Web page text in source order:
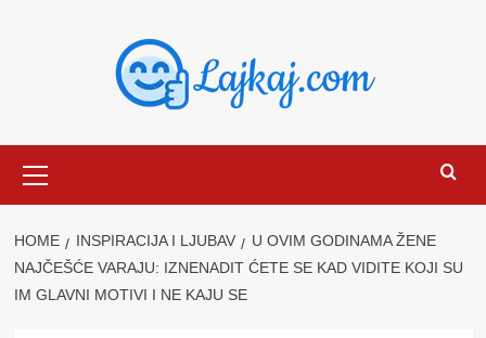
Menu
HOME INSPIRACIJA I LJUBAV
U OVIM GODINAMA ŽENE
NAJČEŠĆE VARAJU: IZNENADIT ĆETE SE KAD VIDITE KOJI SU
IM GLAVNI MOTIVI I NE KAJU SE